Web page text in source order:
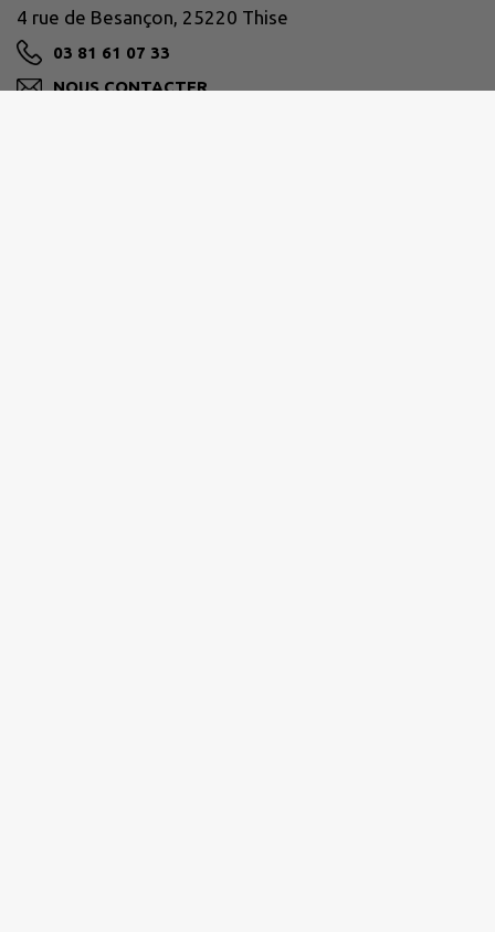
4 rue de Besançon, 25220 Thise
03 81 61 07 33
NOUS CONTACTER